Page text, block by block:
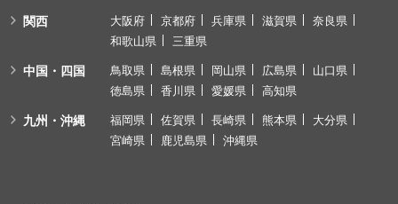
関西 大阪府 京都府 兵庫県 滋賀県
奈良県
和歌山県
三重県
中国・四国 鳥取県 島根県 岡山県 広島県
山口県
徳島県
香川県 愛媛県 高知県
九州・沖縄 福岡県 佐賀県 長崎県 熊本県
大分県
宮崎県
鹿児島県 沖縄県